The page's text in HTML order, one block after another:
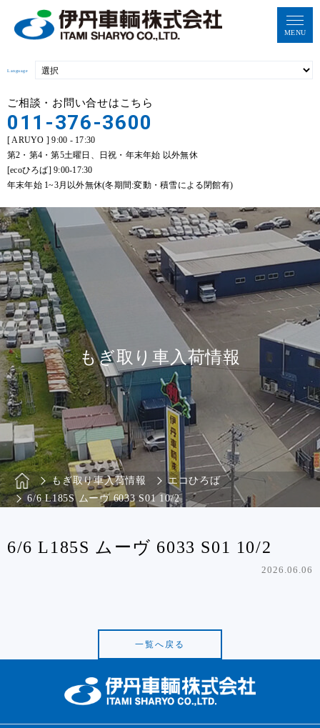
MENU
Language
ご相談・お問い合せはこちら
011-376-3600
[ ARUYO ] 9:00 - 17:30
第2・第4・第5土曜日、日祝・年末年始 以外無休
[ecoひろば] 9:00-17:30
年末年始 1~3月以外無休(冬期間:変動・積雪による閉館有)
もぎ取り車入荷情報
もぎ取り車入荷情報
エコひろば
6/6 L185S ムーヴ 6033 S01 10/2
6/6 L185S ムーヴ 6033 S01 10/2
2026.06.06
一覧へ戻る